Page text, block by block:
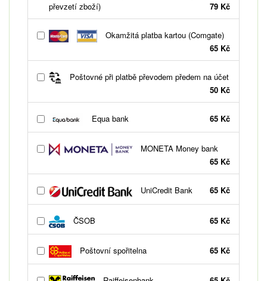
převzetí zboží)
79 Kč
Okamžitá platba kartou (Comgate)
65 Kč
Poštovné při platbě převodem předem na účet
50 Kč
Equa bank 65 Kč
MONETA Money bank
65 Kč
UniCredit Bank 65 Kč
ČSOB 65 Kč
Poštovní spořitelna 65 Kč